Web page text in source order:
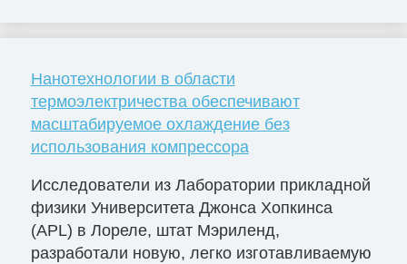
Нанотехнологии в области
термоэлектричества обеспечивают
масштабируемое охлаждение без
использования компрессора
Исследователи из Лаборатории прикладной
физики Университета Джонса Хопкинса
(APL) в Лореле, штат Мэриленд,
разработали новую, легко изготавливаемую